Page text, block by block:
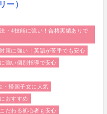
ー）
・4技能に強い！合格実績ありで
策に強い｜英語が苦手でも安心
強い個別指導で安心
・帰国子女に人気
おすすめ
だわる初心者も安心